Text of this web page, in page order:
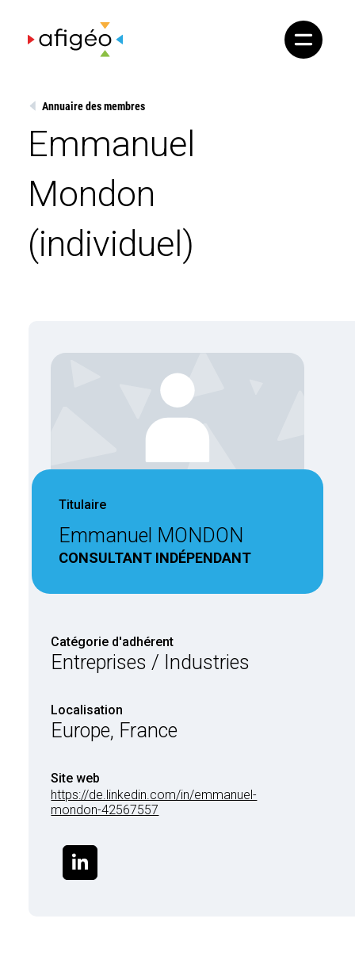
content
Annuaire des membres
Emmanuel
Mondon
(individuel)
Titulaire
Emmanuel MONDON
CONSULTANT INDÉPENDANT
Catégorie d'adhérent
Entreprises / Industries
Localisation
Europe, France
Site web
https://de.linkedin.com/in/emmanuel-
mondon-42567557